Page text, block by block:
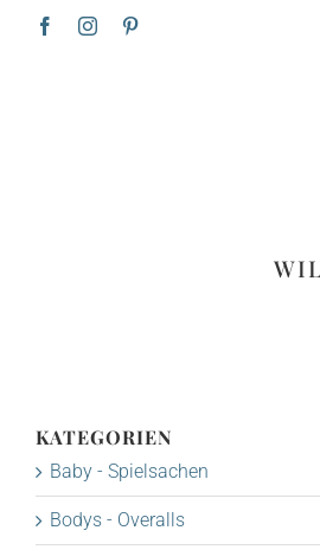
Inhalt
FacebookInstagram
KATEGORIEN
Baby - Spielsachen
Bodys - Overalls